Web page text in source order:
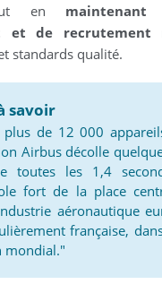
en
et de recrutement
standards qualité.
savoir
plus de 12 000
Airbus décolle
toutes les 1,4
fort de la place
aéronautique
française,
mondial."